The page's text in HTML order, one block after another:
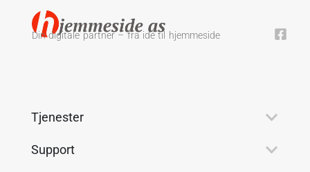
Din digitale partner – fra idé til hjemmeside
Tjenester
Support